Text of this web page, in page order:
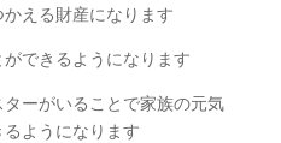
える財産になります
できるようになります
ーがいることで家族の元気
ようになります